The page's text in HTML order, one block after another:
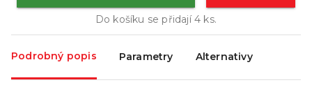
Do košíku se přidají4 ks.
Podrobný popis Parametry Alternativy